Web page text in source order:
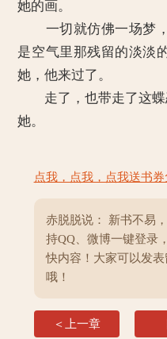
她的画。
一切就仿佛一场梦，
是空气里那残留的淡淡
她，他来过了。
走了，也带走了这蝶
她。
点我，点我，点我送书券
赤脱脱说： 新书不易
持QQ、微博一键登录
快内容！大家可以发
哦！
＜上一章